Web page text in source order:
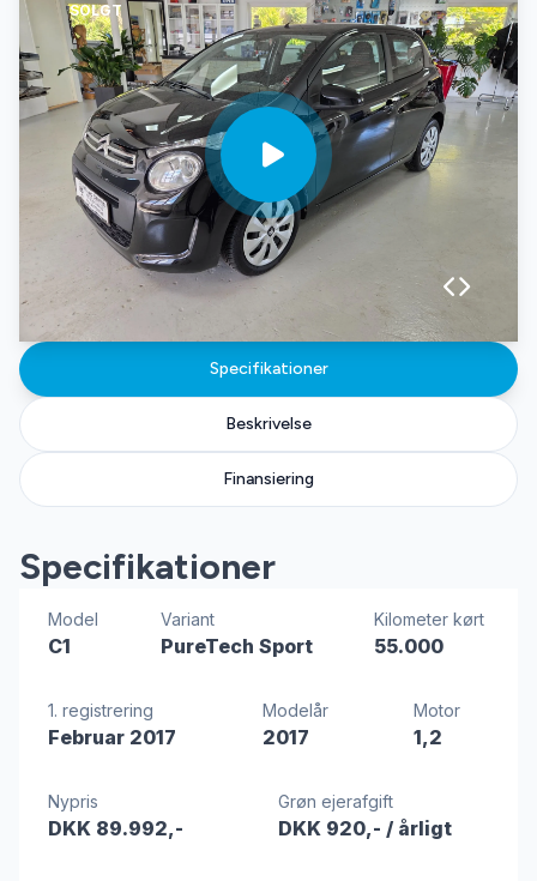
SOLGT
Specifikationer
Beskrivelse
Finansiering
Specifikationer
Model
C1
Variant
PureTech Sport
Kilometer kørt
55.000
1. registrering
Februar 2017
Modelår
2017
Motor
1,2
Nypris
DKK 89.992,-
Grøn ejerafgift
DKK 920,- / årligt